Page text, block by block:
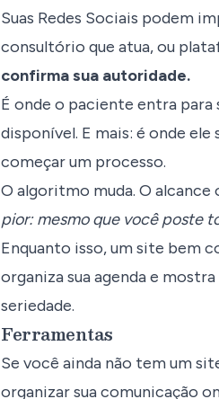
Suas Redes Sociais podem
consultório que atua, ou
confirma sua autoridade.
É onde o paciente entra para
disponível. E mais: é onde
começar um processo.
O algoritmo muda. O alcance
pior: mesmo que você poste
Enquanto isso, um site bem
organiza sua agenda e
seriedade.
Ferramentas
Se você ainda não tem um
organizar sua comunicação